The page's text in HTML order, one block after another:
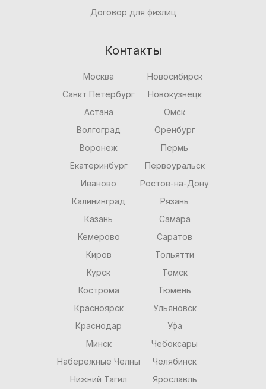
Договор для физлиц
Контакты
Москва
Санкт Петербург
Астана
Волгоград
Воронеж
Екатеринбург
Иваново
Калининград
Казань
Кемерово
Киров
Курск
Кострома
Красноярск
Краснодар
Минск
Набережные Челны
Нижний Тагил
Новосибирск
Новокузнецк
Омск
Оренбург
Пермь
Первоуральск
Ростов-на-Дону
Рязань
Самара
Саратов
Тольятти
Томск
Тюмень
Ульяновск
Уфа
Чебоксары
Челябинск
Ярославль